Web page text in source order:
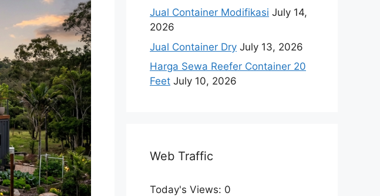
Jual Container Modifikasi July 14,
2026
Jual Container Dry July 13, 2026
Harga Sewa Reefer Container 20
Feet July 10, 2026
Web Traffic
Today's Views: 0